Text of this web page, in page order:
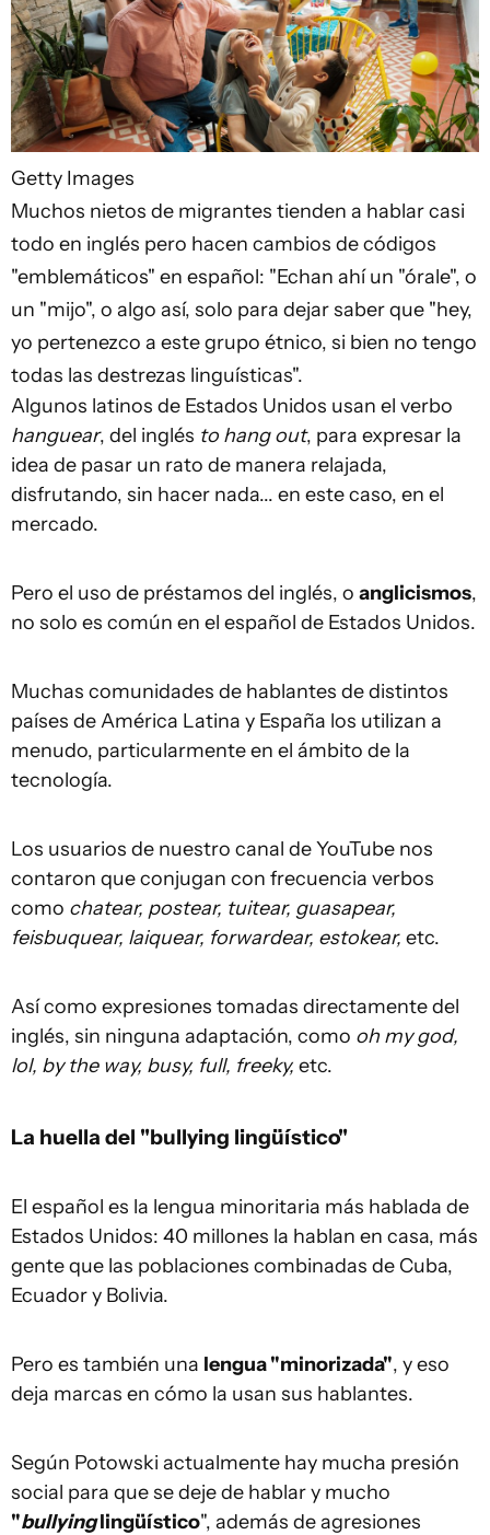
Getty Images
Muchos nietos de migrantes tienden a hablar casi
todo en inglés pero hacen cambios de códigos
"emblemáticos" en español: "Echan ahí un "órale", o
un "mijo", o algo así, solo para dejar saber que "hey,
yo pertenezco a este grupo étnico, si bien no tengo
todas las destrezas linguísticas".
Algunos latinos de Estados Unidos usan el verbo
hanguear, del inglés to hang out, para expresar la
idea de pasar un rato de manera relajada,
disfrutando, sin hacer nada... en este caso, en el
mercado.
Pero el uso de préstamos del inglés, o anglicismos,
no solo es común en el español de Estados Unidos.
Muchas comunidades de hablantes de distintos
países de América Latina y España los utilizan a
menudo, particularmente en el ámbito de la
tecnología.
Los usuarios de nuestro canal de YouTube nos
contaron que conjugan con frecuencia verbos
como chatear, postear, tuitear, guasapear,
feisbuquear, laiquear, forwardear, estokear, etc.
Así como expresiones tomadas directamente del
inglés, sin ninguna adaptación, como oh my god,
lol, by the way, busy, full, freeky, etc.
La huella del "bullying lingüístico"
El español es la lengua minoritaria más hablada de
Estados Unidos: 40 millones la hablan en casa, más
gente que las poblaciones combinadas de Cuba,
Ecuador y Bolivia.
Pero es también una lengua"minorizada", y eso
deja marcas en cómo la usan sus hablantes.
Según Potowski actualmente hay mucha presión
social para que se deje de hablar y mucho
"bullyinglingüístico", además de agresiones